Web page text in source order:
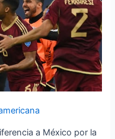
a México por la